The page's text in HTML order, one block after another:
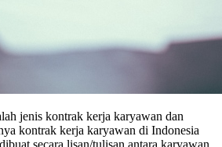
jenis kontrak kerja karyawan dan
kontrak kerja karyawan di Indonesia
secara lisan/tulisan antara karyawan